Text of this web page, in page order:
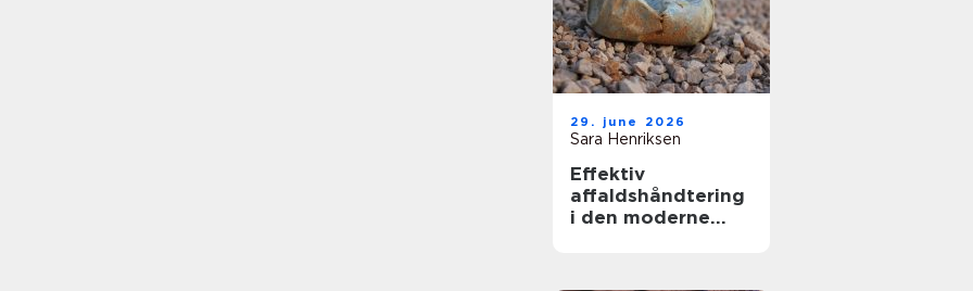
29. june 2026
Sara Henriksen
Effektiv
affaldshåndtering
i den moderne